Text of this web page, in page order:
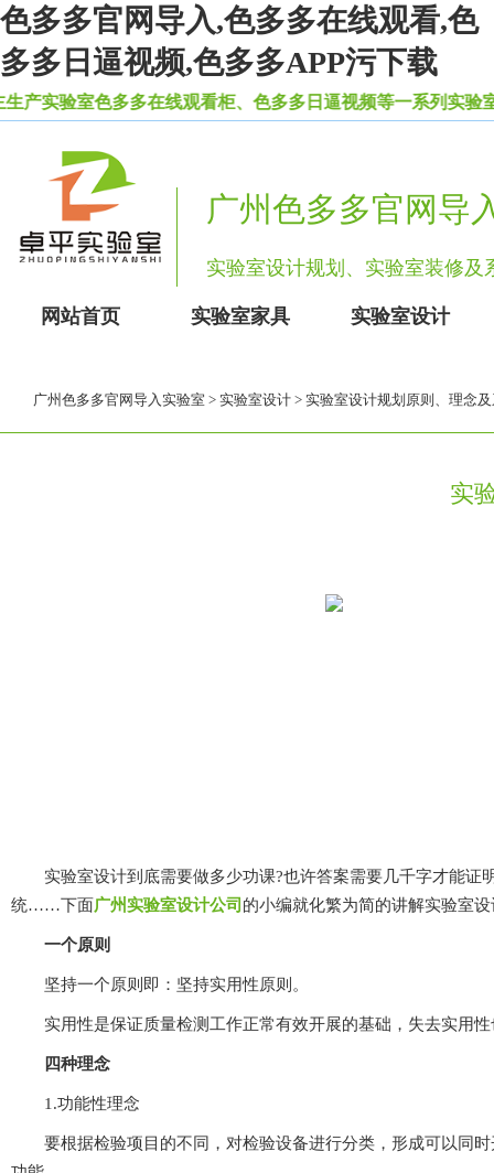
色多多官网导入,色多多在线观看,色
多多日逼视频,色多多APP污下载
验室色多多在线观看柜、色多多日逼视频等一系列实验室设
广州色多多官网导
实验室设计规划、实验室装修
网站首页 实验室家具 实验室设计
广州色多多官网导入实验室 > 实验室设计 > 实验室设计规划原则、理念
实
实验室设计到底需要做多少功课?也许答案需要几千字才能证明实
统……下面广州实验室设计公司 的小编就化繁为简的讲解实验室设
一个原则
坚持一个原则即：坚持实用性原则。
实用性是保证质量检测工作正常有效开展的基础，失去实用性
四种理念
1.功能性理念
要根据检验项目的不同，对检验设备进行分类，形成可以同